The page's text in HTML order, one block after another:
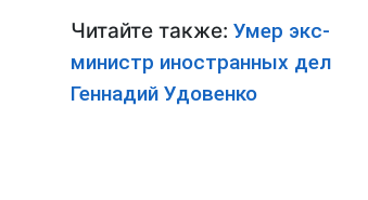
Читайте также: Умер экс-
министр иностранных дел
Геннадий Удовенко